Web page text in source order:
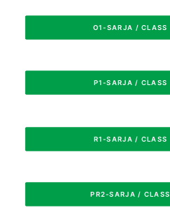
O1-SARJA / CLASS
P1-SARJA / CLASS
R1-SARJA / CLASS
PR2-SARJA / CLASS